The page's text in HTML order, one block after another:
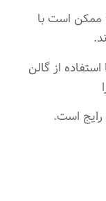
ممکن است با
از گالن
رایج است.